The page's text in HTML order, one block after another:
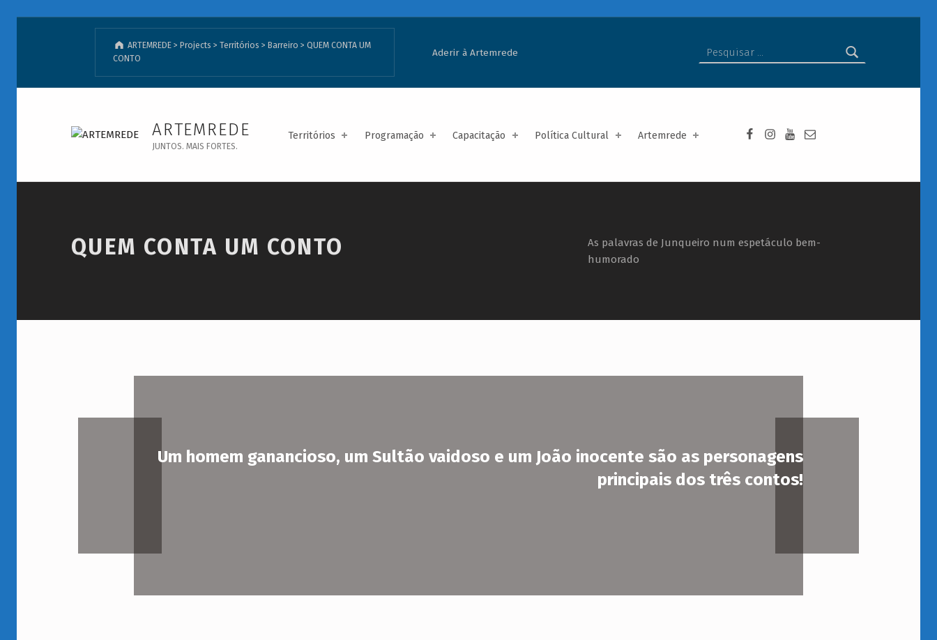
QUEM CONTA UM CONTO - ARTEMREDE
ARTEMREDE
JUNTOS. MAIS FORTES.
Territórios Programação Capacitação Política Cultural Artemrede
Facebook da Artemrede
Instagram da Artemrede
Youtube da Artemrede
ARTEMREDE > Projects > Territórios > Barreiro > QUEM CONTA UM
CONTO
Aderir à Artemrede
Introduction
QUEM CONTA UM CONTO
As palavras de Junqueiro num espetáculo bem-
humorado
Um homem ganancioso, um Sultão vaidoso e um João inocente são as personagens
principais dos três contos!